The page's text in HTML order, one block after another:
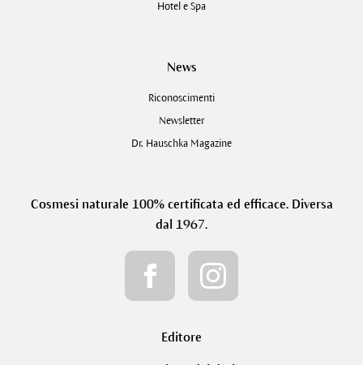
Hotel e Spa
News
Riconoscimenti
Newsletter
Dr. Hauschka Magazine
Cosmesi naturale 100% certificata ed efficace. Diversa
dal 1967.
Editore